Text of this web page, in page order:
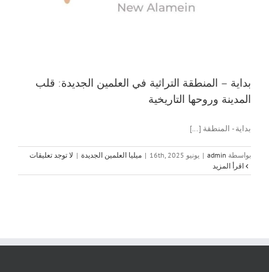
بداية – المنطقة التراثية في العلمين الجديدة: قلب
المدينة وروحها التاريخية
بداية - المنطقة [...]
بواسطة admin
| يونيو 16th, 2025 | ميليا العلمين الجديدة | لا توجد تعليقات